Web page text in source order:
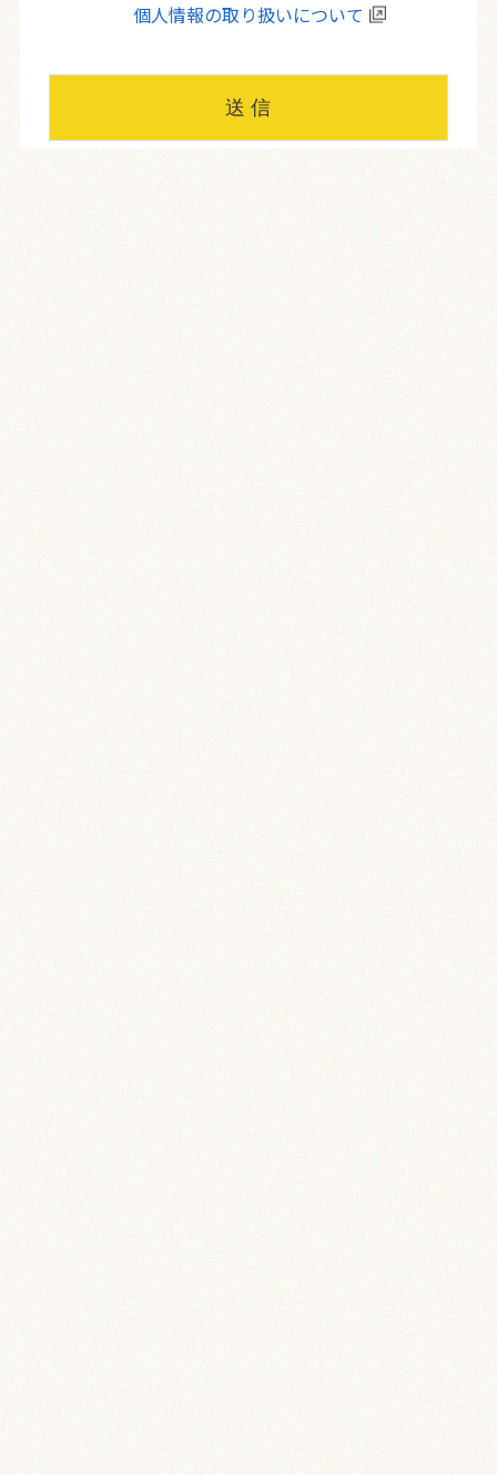
個人情報の取り扱いについて